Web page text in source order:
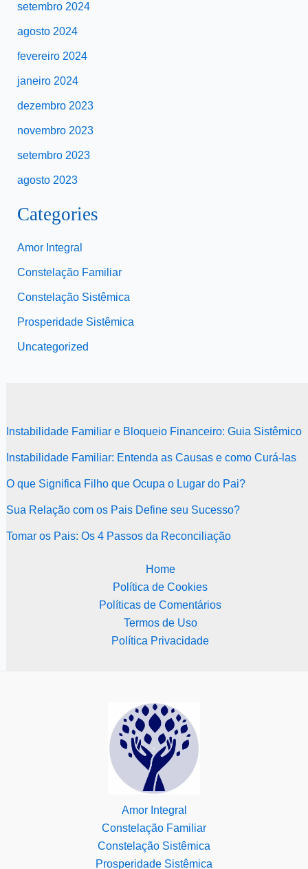
setembro 2024
agosto 2024
fevereiro 2024
janeiro 2024
dezembro 2023
novembro 2023
setembro 2023
agosto 2023
Categories
Amor Integral
Constelação Familiar
Constelação Sistêmica
Prosperidade Sistêmica
Uncategorized
Instabilidade Familiar e Bloqueio Financeiro: Guia Sistêmico
Instabilidade Familiar: Entenda as Causas e como Curá-las
O que Significa Filho que Ocupa o Lugar do Pai?
Sua Relação com os Pais Define seu Sucesso?
Tomar os Pais: Os 4 Passos da Reconciliação
Home
Política de Cookies
Políticas de Comentários
Termos de Uso
Política Privacidade
Amor Integral
Constelação Familiar
Constelação Sistêmica
Prosperidade Sistêmica